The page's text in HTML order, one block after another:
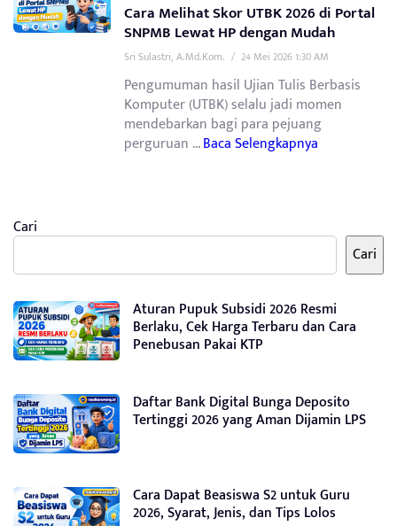
Cara Melihat Skor UTBK 2026 di Portal
SNPMB Lewat HP dengan Mudah
Sri Sulastri, A.Md.Kom. / 24 Mei 2026 1:30 AM
Pengumuman hasil Ujian Tulis Berbasis
Komputer (UTBK) selalu jadi momen
mendebarkan bagi para pejuang
perguruan ...Baca Selengkapnya
Cari
Cari
Aturan Pupuk Subsidi 2026 Resmi
Berlaku, Cek Harga Terbaru dan Cara
Penebusan Pakai KTP
Daftar Bank Digital Bunga Deposito
Tertinggi 2026 yang Aman Dijamin LPS
Cara Dapat Beasiswa S2 untuk Guru
2026, Syarat, Jenis, dan Tips Lolos